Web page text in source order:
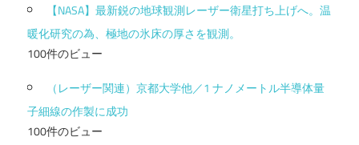
【NASA】最新鋭の地球観測レーザー衛星打ち上げへ。温
暖化研究の為、極地の氷床の厚さを観測。
100件のビュー
（レーザー関連）京都大学他／1 ナノメートル半導体量
子細線の作製に成功
100件のビュー